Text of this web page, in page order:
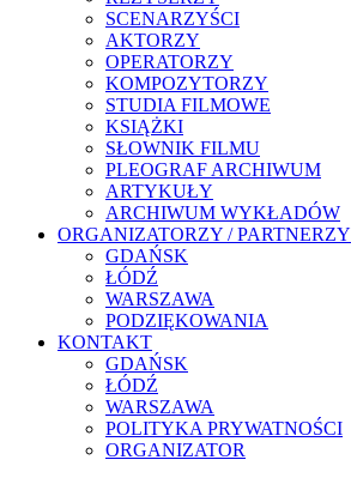
SCENARZYŚCI
AKTORZY
OPERATORZY
KOMPOZYTORZY
STUDIA FILMOWE
KSIĄŻKI
SŁOWNIK FILMU
PLEOGRAF ARCHIWUM
ARTYKUŁY
ARCHIWUM WYKŁADÓW
ORGANIZATORZY / PARTNERZY
GDAŃSK
ŁÓDŹ
WARSZAWA
PODZIĘKOWANIA
KONTAKT
GDAŃSK
ŁÓDŹ
WARSZAWA
POLITYKA PRYWATNOŚCI
ORGANIZATOR